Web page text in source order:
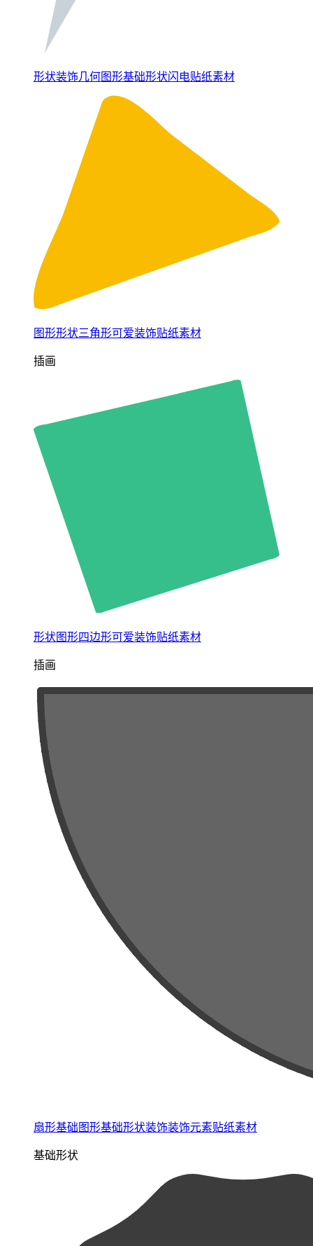
形状装饰几何图形基础形状闪电贴纸素材
图形形状三角形可爱装饰贴纸素材
插画
形状图形四边形可爱装饰贴纸素材
插画
扇形基础图形基础形状装饰装饰元素贴纸素材
基础形状